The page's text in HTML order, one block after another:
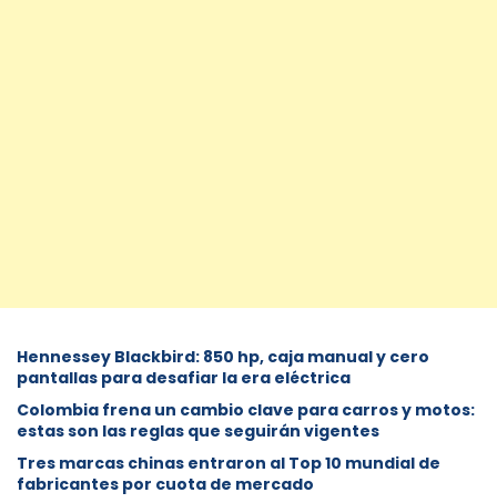
Hennessey Blackbird: 850 hp, caja manual y cero
pantallas para desafiar la era eléctrica
Colombia frena un cambio clave para carros y motos:
estas son las reglas que seguirán vigentes
Tres marcas chinas entraron al Top 10 mundial de
fabricantes por cuota de mercado